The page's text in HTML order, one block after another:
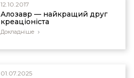
12.10.2017
Алозавр — найкращий друг
креаціоніста
Докладніше
01.07.2025